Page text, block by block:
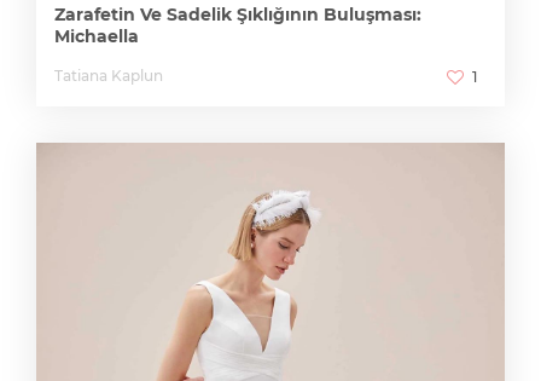
Zarafetin Ve Sadelik Şıklığının Buluşması:
Michaella
Tatiana Kaplun 1